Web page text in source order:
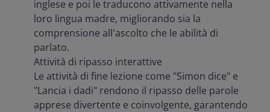
inglese e poi le traducono attivamente nella
loro lingua madre, migliorando sia la
comprensione all'ascolto che le abilità di
parlato.
Attività di ripasso interattive
Le attività di fine lezione come "Simon dice" e
"Lancia i dadi" rendono il ripasso delle parole
apprese divertente e coinvolgente, garantendo